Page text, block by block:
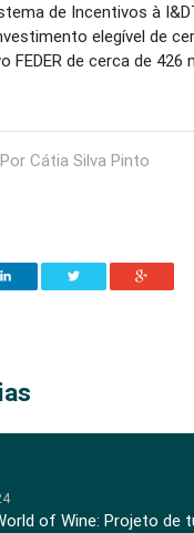
de Incentivos à
elegível de
FEDER de cerca de 426
Cátia Silva Pinto
of Wine: Projeto de